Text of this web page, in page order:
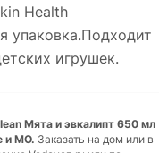
Health
упаковка.Подходит
игрушек.
Мята и эвкалипт 650 мл
и МО. Заказать на дом или в